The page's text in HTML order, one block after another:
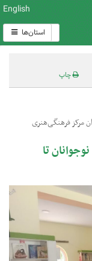
English
استان‌ها
چاپ
مرکز فرهنگی‌هنری
تا